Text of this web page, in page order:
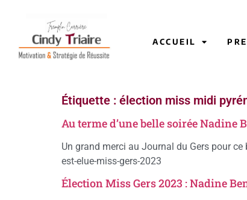
ACCUEIL
Étiquette : élection miss midi
Au terme d’une belle soirée Nadine
Un grand merci au Journal du Gers pour
est-elue-miss-gers-2023
Élection Miss Gers 2023 : Nadine